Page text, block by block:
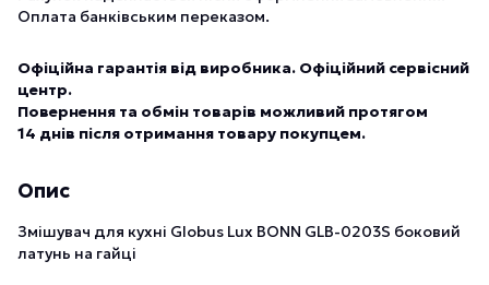
Оплата банківським переказом.
Офіційна гарантія від виробника. Офіційний сервісний
центр.
Повернення та обмін товарів можливий протягом
14 днів після отримання товару покупцем.
Опис
Змішувач для кухні Globus Lux BONN GLB-0203S боковий
латунь на гайці